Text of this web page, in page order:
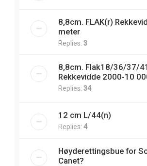
8,8cm. FLAK(r)
meter
Replies: 3
8,8cm. Flak18/36/37/41
Rekkevidde 2000-10
Replies: 34
12 cm L/44(n)
Replies: 4
Høyderettingsbue for
Canet?